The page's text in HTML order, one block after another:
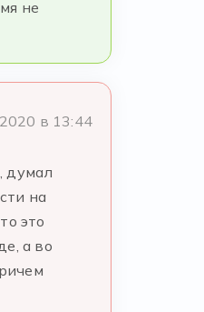
не
в 13:44
думал
на
это
а во